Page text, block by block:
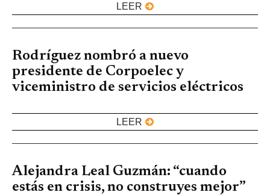
LEER
Rodríguez nombró a nuevo
presidente de Corpoelec y
viceministro de servicios eléctricos
LEER
Alejandra Leal Guzmán: “cuando
estás en crisis, no construyes mejor”